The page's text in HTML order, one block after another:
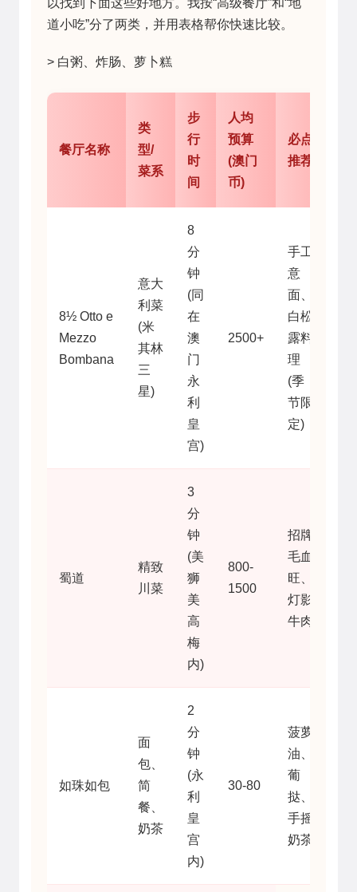
道小吃”分了两类，并用表格帮你快速比较。
> 白粥、炸肠、萝卜糕
餐厅名称
类
型/
菜系
步
行
时
间
人均
预算
(澳门
币)
必点
推荐
8½ Otto e
Mezzo
Bombana
意大
利菜
(米
其林
三
星)
8
分
钟
(同
在
澳
门
永
利
皇
宫)
2500+
手工
意
面、
白松
露料
理
(季
节限
定)
蜀道
精致
川菜
3
分
钟
(美
狮
美
高
梅
内)
800-
1500
招牌
毛血
旺、
灯影
牛肉
如珠如包
面
包、
简
餐、
奶茶
2
分
钟
(永
利
皇
宫
内)
30-80
菠萝
油、
葡
挞、
手摇
奶茶